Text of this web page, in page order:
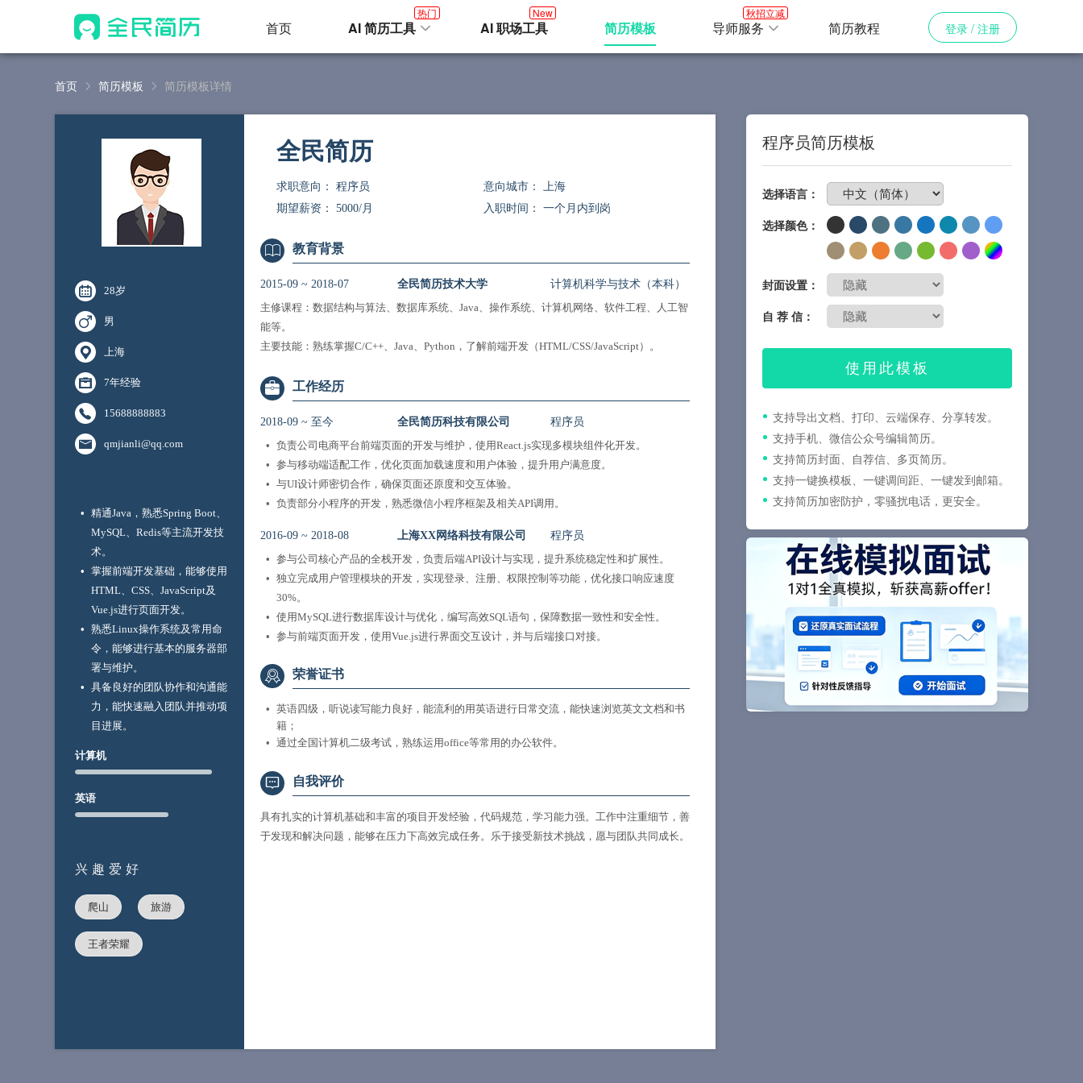
首页 AI 简历工具
热门
AI 职场工具
New
简历模板 导师服务
秋招立减
简历教程 登录 / 注册
首页 简历模板 简历模板详情
程序员简历模板
选择语言：
选择颜色：
封面设置：
自 荐 信：
使用此模板
支持导出文档、打印、云端保存、分享转发。
支持手机、微信公众号编辑简历。
支持简历封面、自荐信、多页简历。
支持一键换模板、一键调间距、一键发到邮箱。
支持简历加密防护，零骚扰电话，更安全。
28岁
男
上海
7年经验
15688888883
qmjianli@qq.com
精通Java，熟悉Spring Boot、
MySQL、Redis等主流开发技
术。
掌握前端开发基础，能够使用
HTML、CSS、JavaScript及
Vue.js进行页面开发。
熟悉Linux操作系统及常用命
令，能够进行基本的服务器部
署与维护。
具备良好的团队协作和沟通能
力，能快速融入团队并推动项
目进展。
计算机
英语
兴趣爱好
爬山 旅游
王者荣耀
全民简历
求职意向： 程序员 意向城市： 上海
期望薪资： 5000/月 入职时间： 一个月内到岗
教育背景
2015-09 ~ 2018-07 全民简历技术大学
计算机科学与技术（本科）
主修课程：数据结构与算法、数据库系统、Java、操作系统、计算机网络、软件工程、人工智
能等。
主要技能：熟练掌握C/C++、Java、Python，了解前端开发（HTML/CSS/JavaScript）。
工作经历
2018-09 ~ 至今 全民简历科技有限公司
程序员
负责公司电商平台前端页面的开发与维护，使用React.js实现多模块组件化开发。
参与移动端适配工作，优化页面加载速度和用户体验，提升用户满意度。
与UI设计师密切合作，确保页面还原度和交互体验。
负责部分小程序的开发，熟悉微信小程序框架及相关API调用。
2016-09 ~ 2018-08 上海XX网络科技有限公司
程序员
参与公司核心产品的全栈开发，负责后端API设计与实现，提升系统稳定性和扩展性。
独立完成用户管理模块的开发，实现登录、注册、权限控制等功能，优化接口响应速度
30%。
使用MySQL进行数据库设计与优化，编写高效SQL语句，保障数据一致性和安全性。
参与前端页面开发，使用Vue.js进行界面交互设计，并与后端接口对接。
荣誉证书
英语四级，听说读写能力良好，能流利的用英语进行日常交流，能快速浏览英文文档和书
籍；
通过全国计算机二级考试，熟练运用office等常用的办公软件。
自我评价
具有扎实的计算机基础和丰富的项目开发经验，代码规范，学习能力强。工作中注重细节，善
于发现和解决问题，能够在压力下高效完成任务。乐于接受新技术挑战，愿与团队共同成长。